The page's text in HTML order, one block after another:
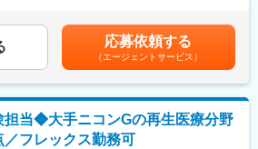
残業デーの設定など、日々の就業時間の管理を
る職場環境づくりを推進。
／（2026年3月）、グローバル売上比率
と地域に展開するグローバル総合医療機器メ
した。
プロセス解析および工程管理方針の立案
ュレーションの設計・評価
ける新技術・新手法の調査
コンの子会社として、再生医療用細胞の受託
提供しています。
て上下する可能性があります。月給(月額)は固
です。
応募依頼する
（エージェントサービス）
担当◆大手ニコンGの再生医療分野
／フレックス勤務可